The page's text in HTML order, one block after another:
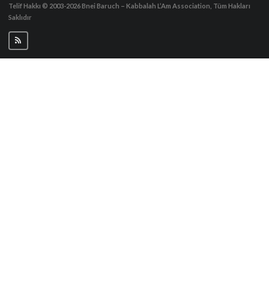
Telif Hakkı © 2003-2026Bnei Baruch – Kabbalah L’Am Association, Tüm Hakları
Saklıdır